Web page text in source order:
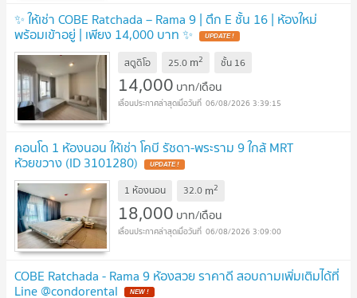
✨ ให้เช่า COBE Ratchada – Rama 9 | ตึก E ชั้น 16 | ห้องใหม่
พร้อมเข้าอยู่ | เพียง 14,000 บาท ✨
สตูดิโอ 25.0 m2 ชั้น 16
14,000 บาท/เดือน
06/08/2026 3:39:15
คอนโด 1 ห้องนอน ให้เช่า โคบี รัชดา-พระราม 9 ใกล้ MRT
ห้วยขวาง (ID 3101280)
1 ห้องนอน 32.0 m2
18,000 บาท/เดือน
06/08/2026 3:09:00
COBE Ratchada - Rama 9 ห้องสวย ราคาดี สอบถามเพิ่มเติมได้ที่
Line @condorental